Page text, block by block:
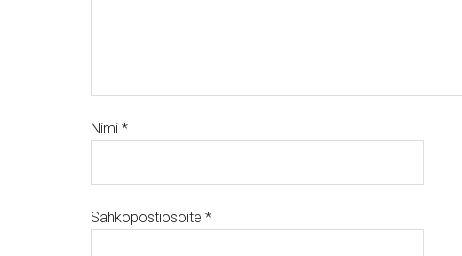
Nimi *
Sähköpostiosoite *